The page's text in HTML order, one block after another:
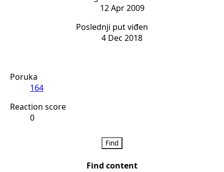
12 Apr 2009
Poslednji put viđen
4 Dec 2018
Poruka
164
Reaction score
0
Find
Find content